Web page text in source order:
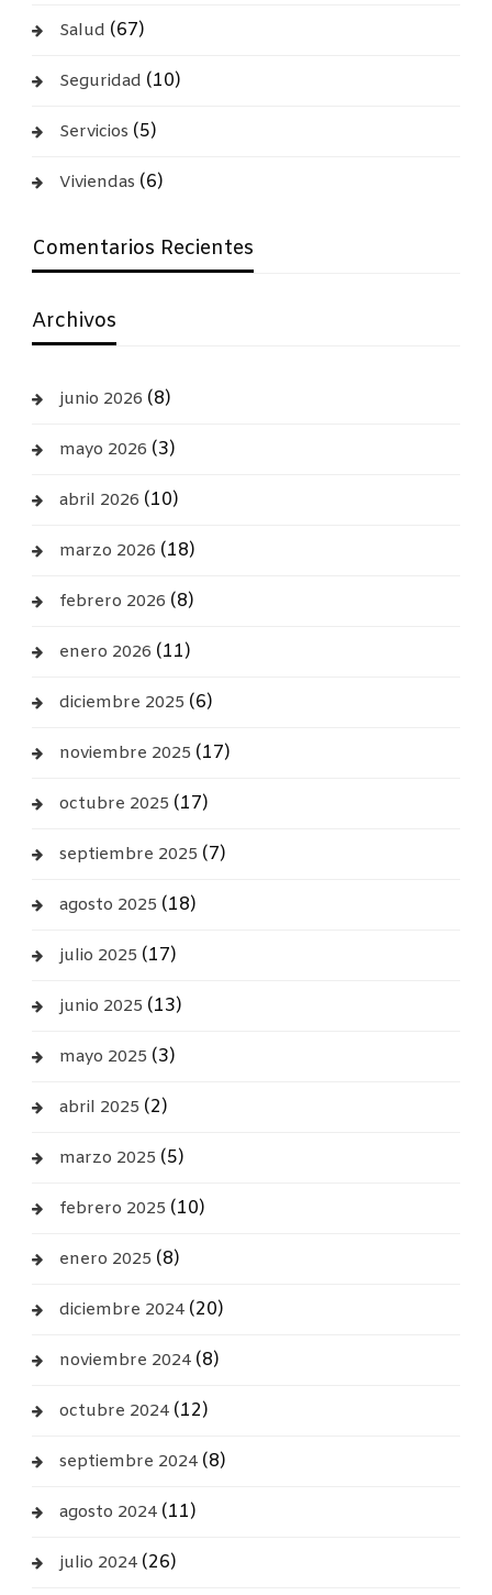
Salud (67)
Seguridad (10)
Servicios (5)
Viviendas (6)
Comentarios Recientes
Archivos
junio 2026 (8)
mayo 2026 (3)
abril 2026 (10)
marzo 2026 (18)
febrero 2026 (8)
enero 2026 (11)
diciembre 2025 (6)
noviembre 2025 (17)
octubre 2025 (17)
septiembre 2025 (7)
agosto 2025 (18)
julio 2025 (17)
junio 2025 (13)
mayo 2025 (3)
abril 2025 (2)
marzo 2025 (5)
febrero 2025 (10)
enero 2025 (8)
diciembre 2024(20)
noviembre 2024(8)
octubre 2024(12)
septiembre 2024(8)
agosto 2024(11)
julio 2024(26)